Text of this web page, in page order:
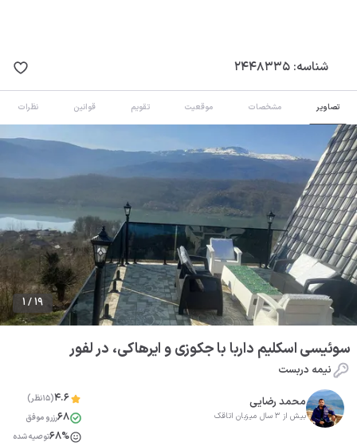
شناسه: 2448335
تصاویر مشخصات موقعیت تقویم قوانین نظرات
1 / 19
سوئیسی اسکلیم داربا با جکوزی و ایرهاکی، در لفور
نیمه دربست
محمد رضایی
بیش از 3 سال میزبان اتاقک
4.6(15نظر)
68رزرو موفق
68%توصیه شده